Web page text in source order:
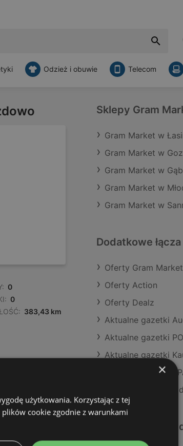
Odzież i obuwie Telecom
0
0
383,43 km
Sklepy Gram
Gram Market w
Gram Market w
Gram Market w
Gram Market w
Gram Market w
Dodatkowe łącza
Oferty Gram Market
Oferty Action
Oferty Dealz
Aktualne gazetki
Aktualne gazetki
Aktualne gazetki
Aktualne gazetki
Aktualne gazetki
Podobne sklepy
×
użytkowania. Korzystając z tej
cookie zgodnie z warunkami